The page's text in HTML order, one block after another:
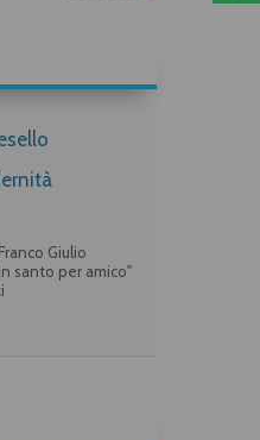
Giulio
santo per amico"